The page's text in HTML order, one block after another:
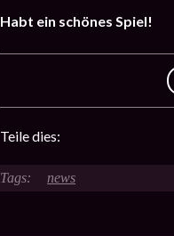
Habt ein schönes Spiel!
Teile dies:
news